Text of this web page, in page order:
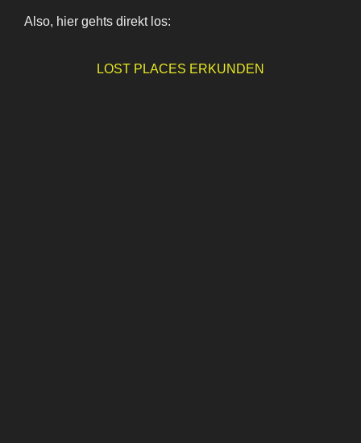
Also, hier gehts direkt los:
LOST PLACES ERKUNDEN